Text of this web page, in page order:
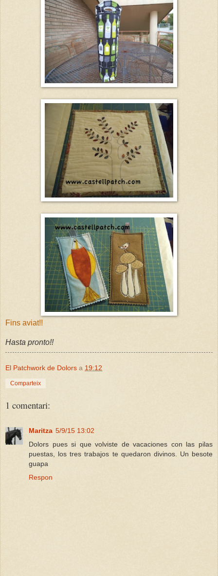
Fins aviat!!
Hasta pronto!!
El Patchwork de Dolors a 19:12
Comparteix
1 comentari:
Maritza 5/9/15 13:02
Dolors pues si que volviste de vacaciones con las pilas
puestas, los tres trabajos te quedaron divinos. Un besote
guapa
Respon